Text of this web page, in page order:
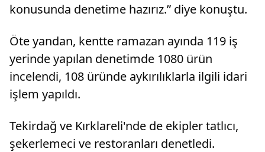
konusunda denetime hazırız.” diye konuştu.
Öte yandan, kentte ramazan ayında 119 iş
yerinde yapılan denetimde 1080 ürün
incelendi, 108 üründe aykırılıklarla ilgili idari
işlem yapıldı.
Tekirdağ ve Kırklareli'nde de ekipler tatlıcı,
şekerlemeci ve restoranları denetledi.